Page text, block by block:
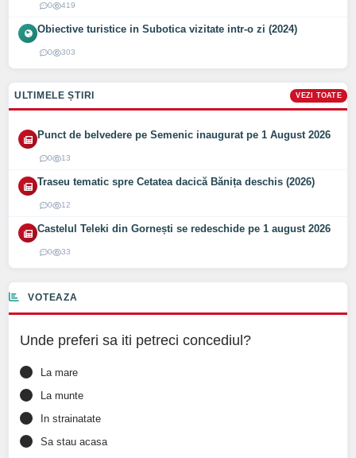
0 419
Obiective turistice in Subotica vizitate intr-o zi (2024)
0 303
ULTIMELE ȘTIRI VEZI TOATE
Punct de belvedere pe Semenic inaugurat pe 1 August 2026
0 13
Traseu tematic spre Cetatea dacică Bănița deschis (2026)
0 12
Castelul Teleki din Gornești se redeschide pe 1 august 2026
0 33
VOTEAZA
Unde preferi sa iti petreci concediul?
La mare
La munte
In strainatate
Sa stau acasa